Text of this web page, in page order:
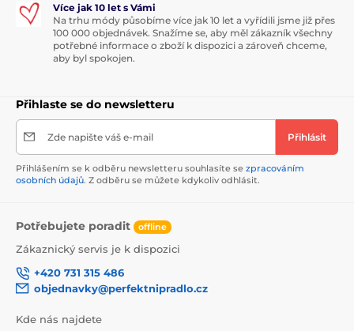
Více jak 10 let s Vámi
Na trhu módy působíme více jak 10 let a vyřídili jsme již přes
100 000 objednávek. Snažíme se, aby měl zákazník všechny
potřebné informace o zboží k dispozici a zároveň chceme,
aby byl spokojen.
Přihlaste se do newsletteru
Zde napište váš e-mail Přihlásit
Přihlášením se k odběru newsletteru souhlasíte se zpracováním
osobních údajů. Z odběru se můžete kdykoliv odhlásit.
Potřebujete poradit offline
Zákaznický servis je k dispozici
+420 731 315 486
objednavky@perfektnipradlo.cz
Kde nás najdete